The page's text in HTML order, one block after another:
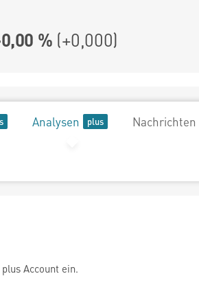
% (+0,000)
Analysen Nachrichten
Account ein.